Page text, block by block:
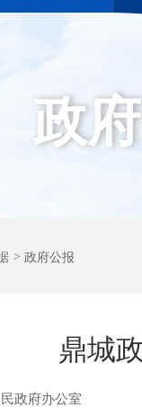
政
> 政府公报
鼎城
政府办公室